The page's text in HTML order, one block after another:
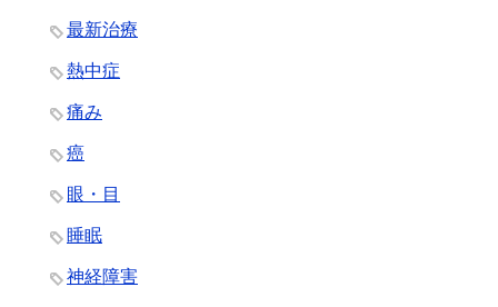
最新治療
熱中症
痛み
癌
眼・目
睡眠
神経障害